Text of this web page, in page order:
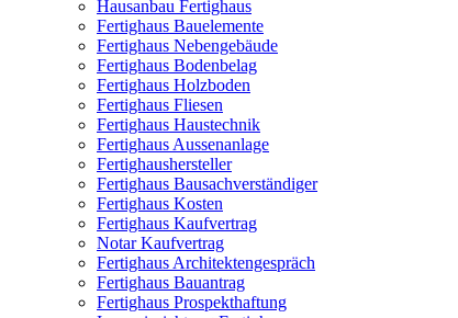
Hausanbau Fertighaus
Fertighaus Bauelemente
Fertighaus Nebengebäude
Fertighaus Bodenbelag
Fertighaus Holzboden
Fertighaus Fliesen
Fertighaus Haustechnik
Fertighaus Aussenanlage
Fertighaushersteller
Fertighaus Bausachverständiger
Fertighaus Kosten
Fertighaus Kaufvertrag
Notar Kaufvertrag
Fertighaus Architektengespräch
Fertighaus Bauantrag
Fertighaus Prospekthaftung